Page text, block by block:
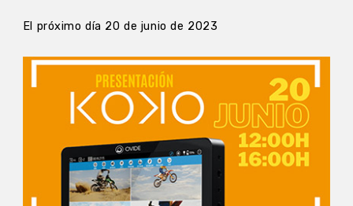
El próximo día 20 de junio de 2023